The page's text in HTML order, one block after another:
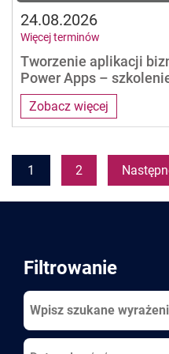
Filtrowanie
Zobacz więcej
Tworzenie aplikacji
Power Apps –
24.08.2026
Więcej terminów
Pages
1
2